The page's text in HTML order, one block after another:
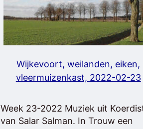
Wijkevoort, weilanden, eiken,
vleermuizenkast, 2022-02-23
Week 23-2022 Muziek uit
van Salar Salman. In Trouw een